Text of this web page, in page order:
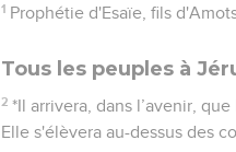
1 Prophétie d'Esaïe, fils
Tous les peuples à
2 *Il arrivera, dans l’avenir,
Elle s'élèvera au-dessus des